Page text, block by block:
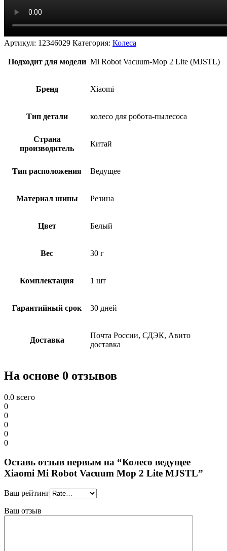
Артикул: 12346029 Категория: Колеса
Подходит для модели Mi Robot Vacuum-Mop 2 Lite (MJSTL)
Бренд Xiaomi
Тип детали колесо для робота-пылесоса
Страна
производитель
Китай
Тип расположения Ведущее
Материал шины Резина
Цвет Белый
Вес 30 г
Комплектация 1 шт
Гарантийный срок 30 дней
Доставка
Почта России, СДЭК, Авито
доставка
На основе 0 отзывов
0.0 всего
0
0
0
0
0
Оставь отзыв первым на “Колесо ведущее
Xiaomi Mi Robot Vacuum Mop 2 Lite MJSTL”
Ваш рейтинг
Ваш отзыв